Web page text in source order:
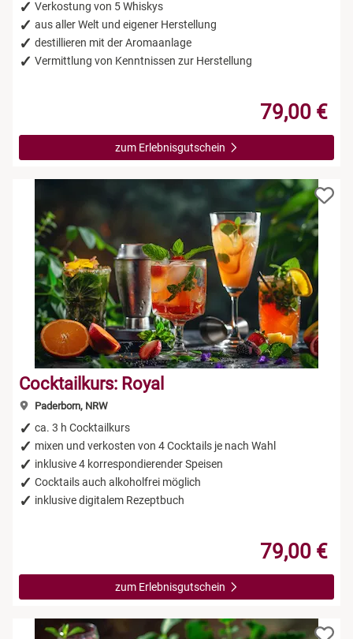
Verkostung von 5 Whiskys
aus aller Welt und eigener Herstellung
destillieren mit der Aromaanlage
Vermittlung von Kenntnissen zur Herstellung
79,00 €
zum Erlebnisgutschein
Cocktailkurs: Royal
Paderborn, NRW
ca. 3 h Cocktailkurs
mixen und verkosten von 4 Cocktails je nach Wahl
inklusive 4 korrespondierender Speisen
Cocktails auch alkoholfrei möglich
inklusive digitalem Rezeptbuch
79,00 €
zum Erlebnisgutschein